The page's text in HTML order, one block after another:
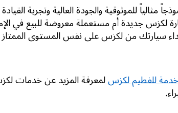
مثالياً للموثوقية والجودة العالية وتجربة
جديدة أم مستعملة معروضة للبيع في
سيارتك من لكزس على نفس المستوى
لمعرفة المزيد عن خدماتللفطيم لكزس